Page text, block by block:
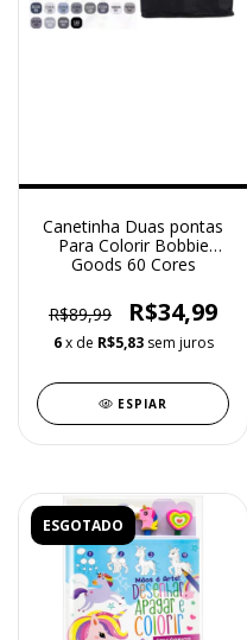
Canetinha Duas pontas
Para Colorir Bobbie
Goods 60 Cores
R$89,99 R$34,99
6 x de R$5,83 sem juros
ESPIAR
ESGOTADO